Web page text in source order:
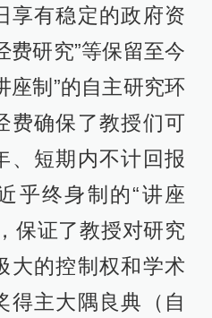
享有稳定的政府资
费研究”等保留至今
座制”的自主研究环
费确保了教授们可
、短期内不计回报
乎终身制的“讲座
保证了教授对研究
大的控制权和学术
得主大隅良典（自